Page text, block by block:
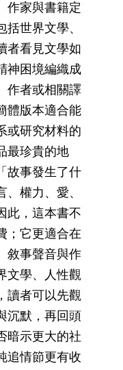
作家與書籍定
世界文學、
者看見文學如
神困境編織成
作者或相關譯
體版本適合能
或研究材料的
最珍貴的地
故事發生了什
權力、愛、
此，這本書不
；它更適合在
敘事聲音與作
文學、人性觀
讀者可以先觀
沉默，再回頭
暗示更大的社
追情節更有收